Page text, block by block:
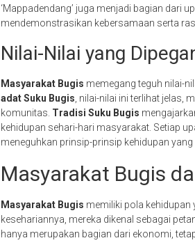
‘Mappadendang’ juga menjadi bagian dari
mendemonstrasikan kebersamaan serta
Nilai-Nilai yang
Masyarakat Bugis memegang teguh nilai-
adat Suku Bugis , nilai-nilai ini terlihat
komunitas. Tradisi Suku Bugis
kehidupan sehari-hari masyarakat. Setiap
meneguhkan prinsip-prinsip kehidupan yang
Masyarakat Bugis
Masyarakat Bugis memiliki pola
kesehariannya, mereka dikenal sebagai
hanya merupakan bagian dari ekonomi,